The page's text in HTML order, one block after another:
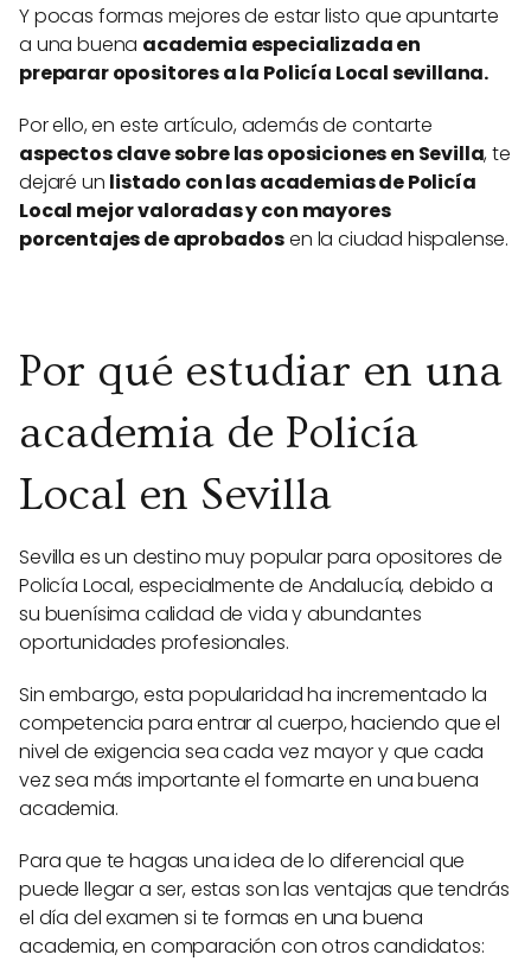
Y pocas formas mejores de estar listo que apuntarte
a una buena academia especializada en
preparar opositores a la Policía Local sevillana.
Por ello, en este artículo, además de contarte
aspectos clave sobre las oposiciones en Sevilla, te
dejaré un listado con las academias de Policía
Local mejor valoradas y con mayores
porcentajes de aprobadosen la ciudad hispalense.
Por qué estudiar en una
academia de Policía
Local en Sevilla
Sevilla es un destino muy popular para opositores de
Policía Local, especialmente de Andalucía, debido a
su buenísima calidad de vida y abundantes
oportunidades profesionales.
Sin embargo, esta popularidad ha incrementado la
competencia para entrar al cuerpo, haciendo que el
nivel de exigencia sea cada vez mayor y que cada
vez sea más importante el formarte en una buena
academia.
Para que te hagas una idea de lo diferencial que
puede llegar a ser, estas son las ventajas que tendrás
el día del examen si te formas en una buena
academia, en comparación con otros candidatos: